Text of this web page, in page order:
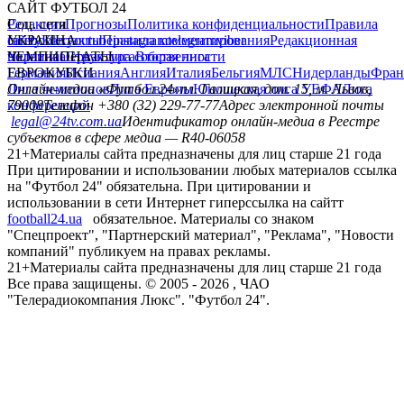
САЙТ ФУТБОЛ 24
РедакцияПрогнозыПолитика конфиденциальностиПравила
сайтуКонтактыПравила комментированияРедакционная
политикаСтруктура собственности
Соц. сети
facebookxyoutubeinstagramtelegramviber
УКРАИНА
УкраинаПервая лигаВторая лига
ЧЕМПИОНАТЫ
ГерманияИспанияАнглияИталияБельгияМЛСНидерланды
ЕВРОКУБКИ
Лига чемпионовЛига ЕвропыЮношеская лига УЕФАЛига
конференций
Онлайн-медиа «Футбол 24»пл. Галицкая, дом. 15, м. Львов,
79008Телефон +380 (32) 229-77-77Адрес электронной почты
legal@24tv.com.uaИдентификатор онлайн-медиа в Реестре
субъектов в сфере медиа — R40-06058
21+Материалы сайта предназначены для лиц старше 21 года
При цитировании и использовании любых материалов ссылка
на "Футбол 24" обязательна. При цитировании и
использовании в сети Интернет гиперссылка на сайтт
football24.ua
обязательное. Материалы со знаком
"Спецпроект", "Партнерский материал", "Реклама", "Новости
компаний" публикуем на правах рекламы.
21+Материалы сайта предназначены для лиц старше 21 года
Все права защищены. © 2005 - 2026 , ЧАО
"Телерадиокомпания Люкс". "Футбол 24".